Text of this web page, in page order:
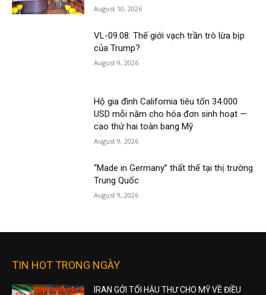
August 10, 2026
VL-09.08: Thế giới vạch trần trò lừa bịp
của Trump?
August 9, 2026
Hộ gia đình California tiêu tốn 34.000
USD mỗi năm cho hóa đơn sinh hoạt —
cao thứ hai toàn bang Mỹ
August 9, 2026
“Made in Germany” thất thế tại thị trường
Trung Quốc
August 9, 2026
TIN HOT TRONG NGÀY
IRAN GỞI TỐI HẬU THƯ CHO MỸ VỀ ĐIỀU